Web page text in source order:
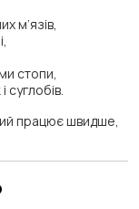
м’язів,
стопи,
працює швидше,